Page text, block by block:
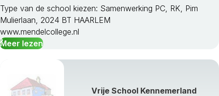
Type van de school kiezen: Samenwerking PC, RK, Pim
Mulierlaan, 2024 BT HAARLEM
www.mendelcollege.nl
Meer lezen
Vrije School Kennemerland